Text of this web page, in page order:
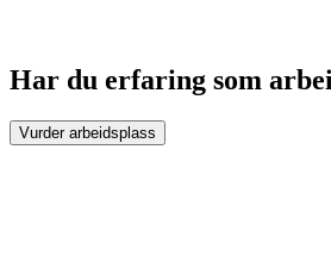
Har du erfaring som
Vurder arbeidsplass